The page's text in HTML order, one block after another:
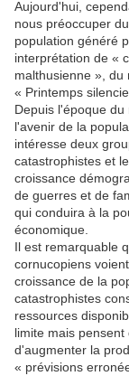
Aujourd'hui,
nous préoccuper
population généré
interprétation de «
malthusienne », du
« Printemps
Depuis l'époque du
l'avenir de la
intéresse deux
catastrophistes et
croissance
de guerres et de
qui conduira à la
économique.
Il est remarquable
cornucopiens
croissance de la
catastrophistes
ressources
limite mais
d'augmenter la
« prévisions